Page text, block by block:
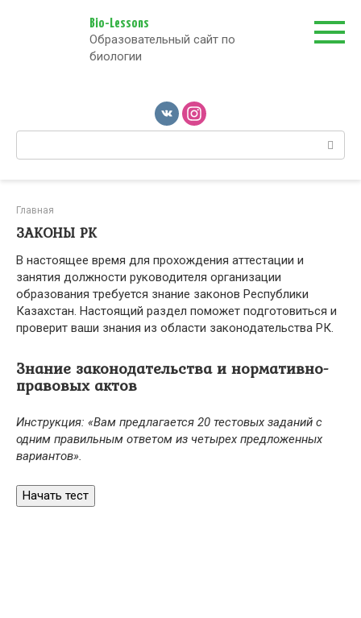
Bio-Lessons
Образовательный сайт по
биологии
Поиск:
Главная
ЗАКОНЫ РК
В настоящее время для прохождения аттестации и
занятия должности руководителя организации
образования требуется знание законов Республики
Казахстан. Настоящий раздел поможет подготовиться и
проверит ваши знания из области законодательства РК.
Знание законодательства и нормативно-
правовых актов
Инструкция: «Вам предлагается 20 тестовых заданий с
одним правильным ответом из четырех предложенных
вариантов».